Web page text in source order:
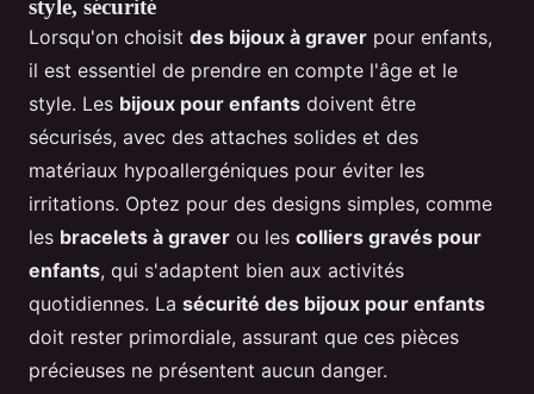
style, sécurité
Lorsqu'on choisit des bijoux à graver pour enfants,
il est essentiel de prendre en compte l'âge et le
style. Les bijoux pour enfants doivent être
sécurisés, avec des attaches solides et des
matériaux hypoallergéniques pour éviter les
irritations. Optez pour des designs simples, comme
les bracelets à graver ou les colliers gravés pour
enfants, qui s'adaptent bien aux activités
quotidiennes. La sécurité des bijoux pour enfants
doit rester primordiale, assurant que ces pièces
précieuses ne présentent aucun danger.